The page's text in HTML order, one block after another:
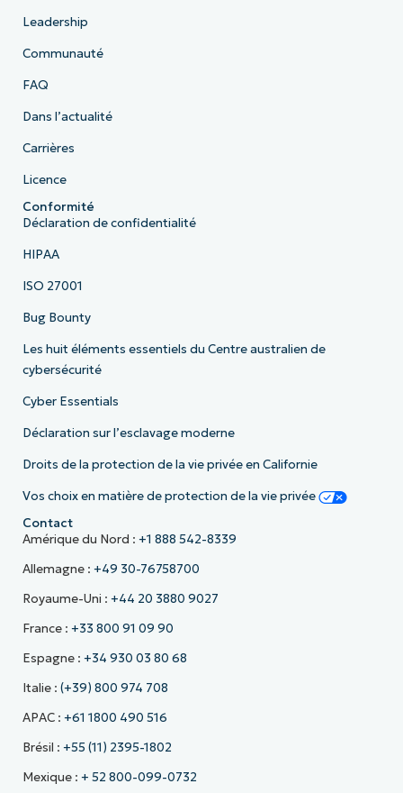
Leadership
Communauté
FAQ
Dans l’actualité
Carrières
Licence
Conformité
Déclaration de confidentialité
HIPAA
ISO 27001
Bug Bounty
Les huit éléments essentiels du Centre australien de
cybersécurité
Cyber Essentials
Déclaration sur l’esclavage moderne
Droits de la protection de la vie privée en Californie
Vos choix en matière de protection de la vie privée
Contact
Amérique du Nord : +1 888 542-8339
Allemagne : +49 30-76758700
Royaume-Uni : +44 20 3880 9027
France : +33 800 91 09 90
Espagne : +34 930 03 80 68
Italie : (+39) 800 974 708
APAC : +61 1800 490 516
Brésil : +55 (11) 2395-1802
Mexique : + 52 800-099-0732